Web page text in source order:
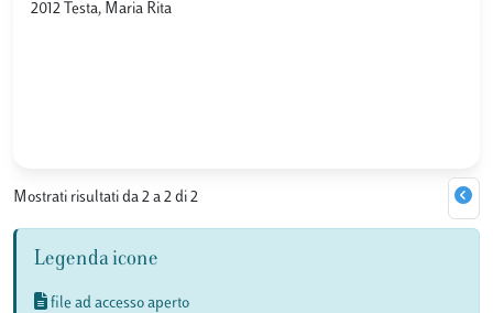
2012 Testa, Maria Rita
Mostrati risultati da 2 a 2 di 2
Legenda icone
file ad accesso aperto